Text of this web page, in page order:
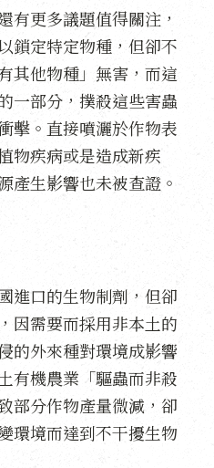
有更多議題值得關注，
鎖定特定物種，但卻不
其他物種」無害，而這
一部分，撲殺這些害蟲
擊。直接噴灑於作物表
物疾病或是造成新疾
產生影響也未被查證。
進口的生物制劑，但卻
因需要而採用非本土的
的外來種對環境成影響
有機農業「驅蟲而非殺
部分作物產量微減，卻
環境而達到不干擾生物